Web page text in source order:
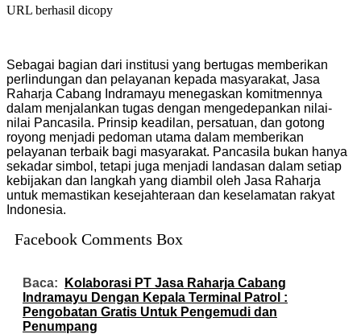
URL berhasil dicopy
Sebagai bagian dari institusi yang bertugas memberikan
perlindungan dan pelayanan kepada masyarakat, Jasa
Raharja Cabang Indramayu menegaskan komitmennya
dalam menjalankan tugas dengan mengedepankan nilai-
nilai Pancasila. Prinsip keadilan, persatuan, dan gotong
royong menjadi pedoman utama dalam memberikan
pelayanan terbaik bagi masyarakat. Pancasila bukan hanya
sekadar simbol, tetapi juga menjadi landasan dalam setiap
kebijakan dan langkah yang diambil oleh Jasa Raharja
untuk memastikan kesejahteraan dan keselamatan rakyat
Indonesia.
Facebook Comments Box
Baca:
Kolaborasi PT Jasa Raharja Cabang
Indramayu Dengan Kepala Terminal Patrol :
Pengobatan Gratis Untuk Pengemudi dan
Penumpang